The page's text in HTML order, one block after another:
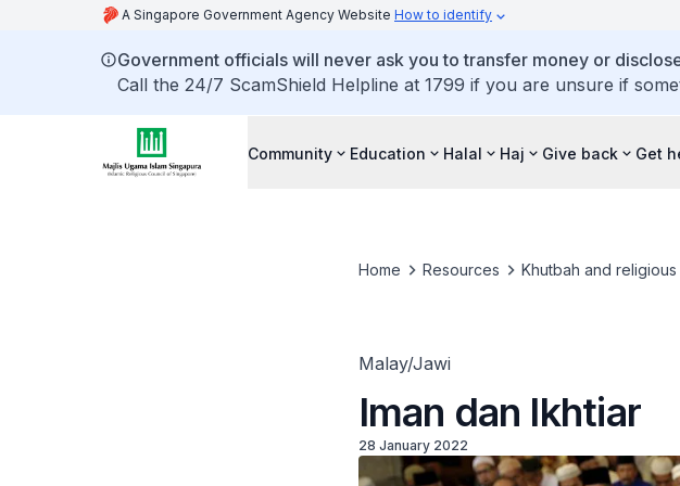
A Singapore Government Agency Website How to identify
Government officials will never ask you to transfer money or
Call the 24/7 ScamShield Helpline at 1799 if you are unsure if
Community Education Halal Haj Give back Get
Home Resources Khutbah and
Malay/Jawi
Iman dan Ikhtiar
28 January 2022